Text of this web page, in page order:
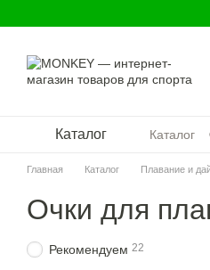
Каталог Каталог
Главная Каталог Плавание и
Очки для
Рекомендуем 22